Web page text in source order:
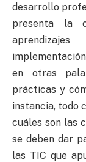
desarrollo
presenta la
en otras
prácticas y
instancia, todo
cuáles son las
se deben dar
las TIC que